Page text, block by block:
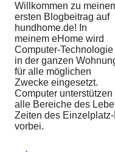
Willkommen zu
ersten Blogbeitrag auf
hundhome.de! In
meinem eHome wird
Computer-Technologie
in der ganzen
für alle möglichen
Zwecke eingesetzt.
Computer unterstützen
alle Bereiche des
Zeiten des
vorbei.